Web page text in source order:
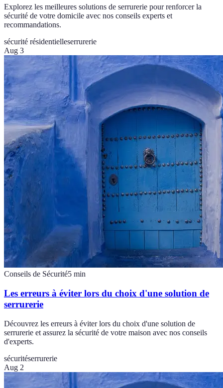
Explorez les meilleures solutions de serrurerie pour renforcer la
sécurité de votre domicile avec nos conseils experts et
recommandations.
sécurité résidentielleserrurerie
Aug 3
Conseils de Sécurité5 min
Les erreurs à éviter lors du choix d'une solution de
serrurerie
Découvrez les erreurs à éviter lors du choix d'une solution de
serrurerie et assurez la sécurité de votre maison avec nos conseils
d'experts.
sécuritéserrurerie
Aug 2